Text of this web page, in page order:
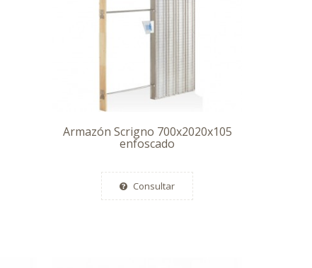
Armazón Scrigno 700x2020x105
enfoscado
Consultar